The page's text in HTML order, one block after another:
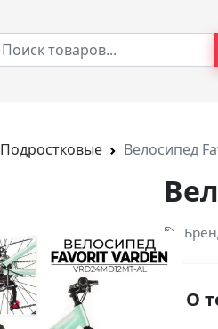
Подростковые Велосипед
О